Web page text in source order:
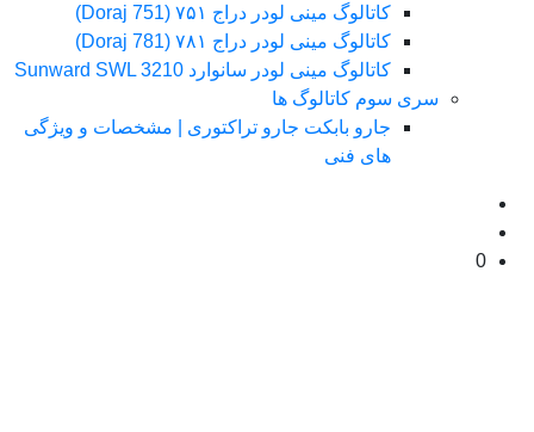
کاتالوگ مینی لودر دراج ۷۵۱ (Doraj 751)
کاتالوگ مینی لودر دراج ۷۸۱ (Doraj 781)
کاتالوگ مینی لودر سانوارد Sunward SWL 3210
سری سوم کاتالوگ ها
جارو بابکت جارو تراکتوری | مشخصات و ویژگی
های فنی